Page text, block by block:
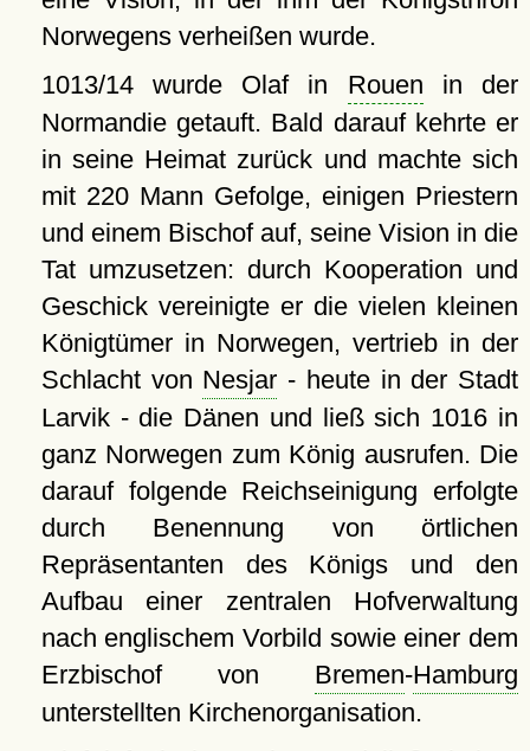
Norwegens verheißen wurde.
1013/14 wurde Olaf in Rouen in der
Normandie getauft. Bald darauf kehrte er
in seine Heimat zurück und machte sich
mit 220 Mann Gefolge, einigen Priestern
und einem Bischof auf, seine Vision in die
Tat umzusetzen: durch Kooperation und
Geschick vereinigte er die vielen kleinen
Königtümer in Norwegen, vertrieb in der
Schlacht von Nesjar - heute in der Stadt
Larvik - die Dänen und ließ sich 1016 in
ganz Norwegen zum König ausrufen. Die
darauf folgende Reichseinigung erfolgte
durch Benennung von örtlichen
Repräsentanten des Königs und den
Aufbau einer zentralen Hofverwaltung
nach englischem Vorbild sowie einer dem
Erzbischof von Bremen-Hamburg
unterstellten Kirchenorganisation.